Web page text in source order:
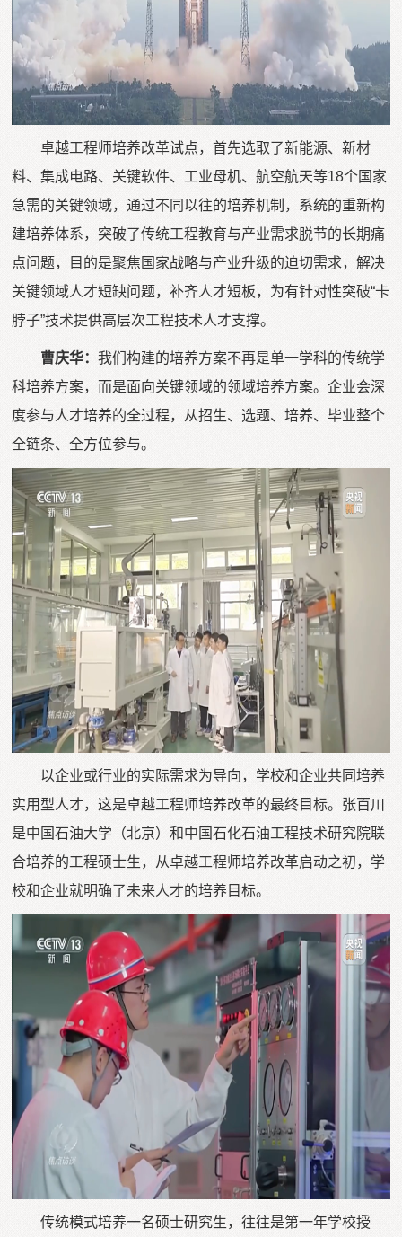
卓越工程师培养改革试点，首先选取了新能源、新材
料、集成电路、关键软件、工业母机、航空航天等18个国家
急需的关键领域，通过不同以往的培养机制，系统的重新构
建培养体系，突破了传统工程教育与产业需求脱节的长期痛
点问题，目的是聚焦国家战略与产业升级的迫切需求，解决
关键领域人才短缺问题，补齐人才短板，为有针对性突破“卡
脖子”技术提供高层次工程技术人才支撑。
曹庆华：我们构建的培养方案不再是单一学科的传统学
科培养方案，而是面向关键领域的领域培养方案。企业会深
度参与人才培养的全过程，从招生、选题、培养、毕业整个
全链条、全方位参与。
以企业或行业的实际需求为导向，学校和企业共同培养
实用型人才，这是卓越工程师培养改革的最终目标。张百川
是中国石油大学（北京）和中国石化石油工程技术研究院联
合培养的工程硕士生，从卓越工程师培养改革启动之初，学
校和企业就明确了未来人才的培养目标。
传统模式培养一名硕士研究生，往往是第一年学校授